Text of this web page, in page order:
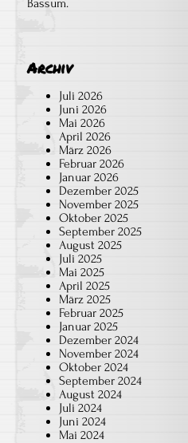
Bassum.
Archiv
Juli 2026
Juni 2026
Mai 2026
April 2026
März 2026
Februar 2026
Januar 2026
Dezember 2025
November 2025
Oktober 2025
September 2025
August 2025
Juli 2025
Mai 2025
April 2025
März 2025
Februar 2025
Januar 2025
Dezember 2024
November 2024
Oktober 2024
September 2024
August 2024
Juli 2024
Juni 2024
Mai 2024